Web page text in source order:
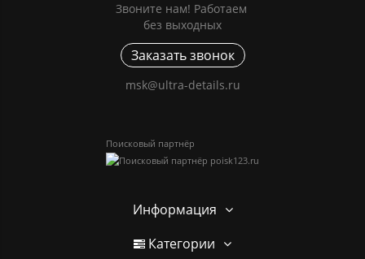
Звоните нам! Работаем
без выходных
Заказать звонок
msk@ultra-details.ru
Поисковый партнёр
Информация
Категории